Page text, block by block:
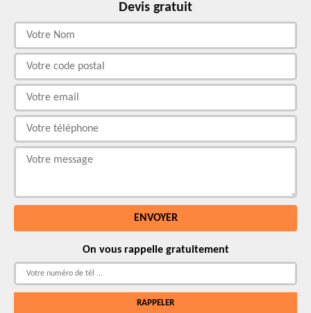
Devis gratuit
On vous rappelle gratuitement